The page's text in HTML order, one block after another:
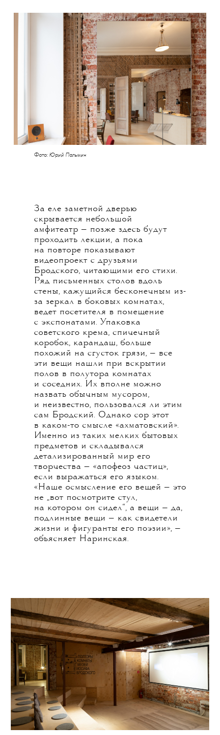
Фото: Юрий Пальмин
За еле заметной дверью
скрывается небольшой
амфитеатр — позже здесь будут
проходить лекции, а пока
на повторе показывают
видеопроект с друзьями
Бродского, читающими его стихи.
Ряд письменных столов вдоль
стены, кажущийся бесконечным из-
за зеркал в боковых комнатах,
ведет посетителя в помещение
с экспонатами. Упаковка
советского крема, спичечный
коробок, карандаш, больше
похожий на сгусток грязи, — все
эти вещи нашли при вскрытии
полов в полутора комнатах
и соседних. Их вполне можно
назвать обычным мусором,
и неизвестно, пользовался ли этим
сам Бродский. Однако сор этот
в каком-то смысле «ахматовский».
Именно из таких мелких бытовых
предметов и складывался
детализированный мир его
творчества — «апофеоз частиц»,
если выражаться его языком.
«Наше осмысление его вещей — это
не „вот посмотрите стул,
на котором он сидел“, а вещи — да,
подлинные вещи — как свидетели
жизни и фигуранты его поэзии», —
объясняет Наринская.